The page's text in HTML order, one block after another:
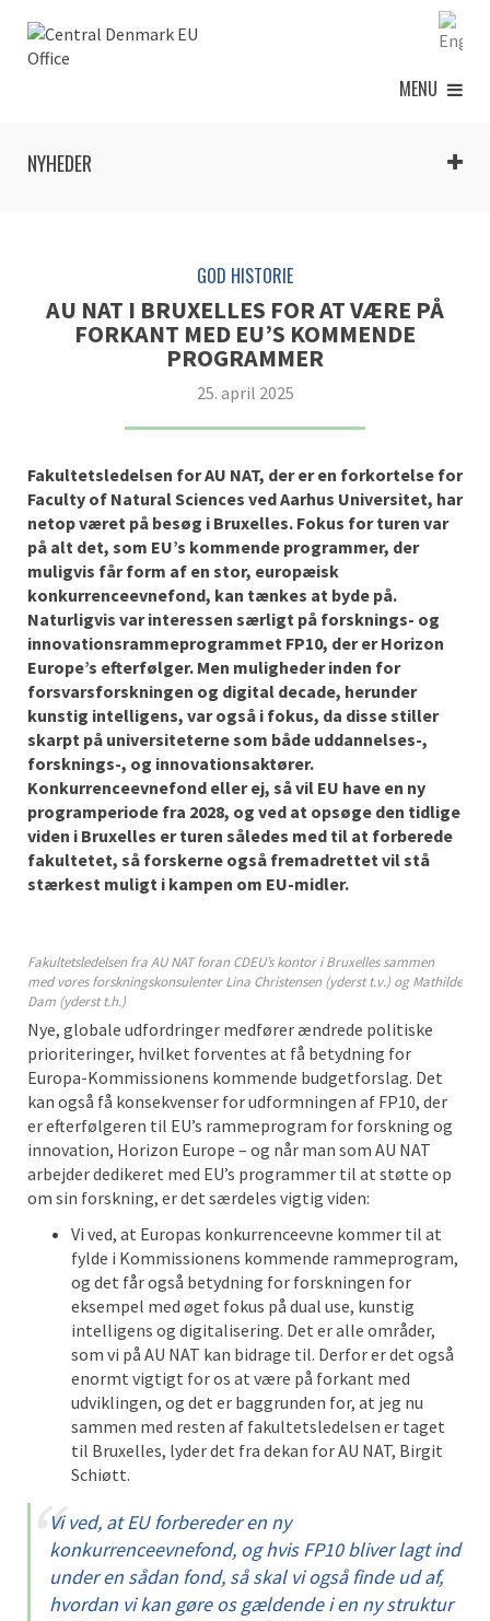
MENU
NYHEDER
GOD HISTORIE
AU NAT I BRUXELLES FOR AT VÆRE PÅ
FORKANT MED EU’S KOMMENDE
PROGRAMMER
25. april 2025
Fakultetsledelsen for AU NAT, der er en forkortelse for
Faculty of Natural Sciences ved Aarhus Universitet, har
netop været på besøg i Bruxelles. Fokus for turen var
på alt det, som EU’s kommende programmer, der
muligvis får form af en stor, europæisk
konkurrenceevnefond, kan tænkes at byde på.
Naturligvis var interessen særligt på forsknings- og
innovationsrammeprogrammet FP10, der er Horizon
Europe’s efterfølger. Men muligheder inden for
forsvarsforskningen og digital decade, herunder
kunstig intelligens, var også i fokus, da disse stiller
skarpt på universiteterne som både uddannelses-,
forsknings-, og innovationsaktører.
Konkurrenceevnefond eller ej, så vil EU have en ny
programperiode fra 2028, og ved at opsøge den tidlige
viden i Bruxelles er turen således med til at forberede
fakultetet, så forskerne også fremadrettet vil stå
stærkest muligt i kampen om EU-midler.
Fakultetsledelsen fra AU NAT foran CDEU’s kontor i Bruxelles sammen
med vores forskningskonsulenter Lina Christensen (yderst t.v.) og Mathilde
Dam (yderst t.h.)
Nye, globale udfordringer medfører ændrede politiske
prioriteringer, hvilket forventes at få betydning for
Europa-Kommissionens kommende budgetforslag. Det
kan også få konsekvenser for udformningen af FP10, der
er efterfølgeren til EU’s rammeprogram for forskning og
innovation, Horizon Europe – og når man som AU NAT
arbejder dedikeret med EU’s programmer til at støtte op
om sin forskning, er det særdeles vigtig viden:
Vi ved, at Europas konkurrenceevne kommer til at
fylde i Kommissionens kommende rammeprogram,
og det får også betydning for forskningen for
eksempel med øget fokus på dual use, kunstig
intelligens og digitalisering. Det er alle områder,
som vi på AU NAT kan bidrage til. Derfor er det også
enormt vigtigt for os at være på forkant med
udviklingen, og det er baggrunden for, at jeg nu
sammen med resten af fakultetsledelsen er taget
til Bruxelles, lyder det fra dekan for AU NAT, Birgit
Schiøtt.
Vi ved, at EU forbereder en ny
konkurrenceevnefond, og hvis FP10 bliver lagt ind
under en sådan fond, så skal vi også finde ud af,
hvordan vi kan gøre os gældende i en ny struktur